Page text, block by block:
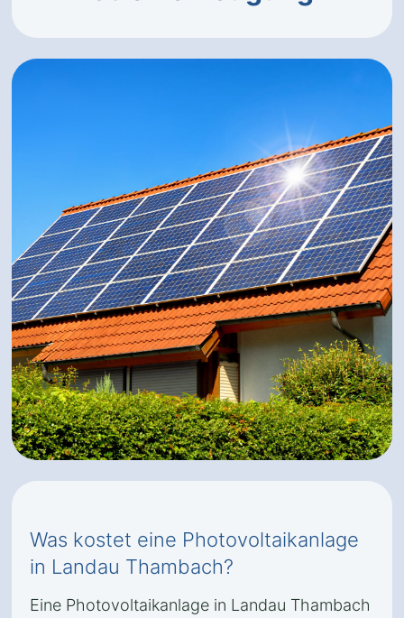
Was kostet eine Photovoltaikanlage
in Landau Thambach?
Eine Photovoltaikanlage in Landau Thambach